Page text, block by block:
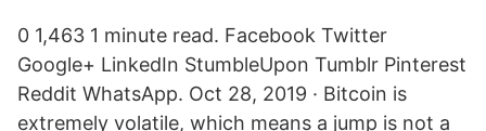
0 1,463 1 minute read. Facebook Twitter
Google+ LinkedIn StumbleUpon Tumblr Pinterest
Reddit WhatsApp. Oct 28, 2019 · Bitcoin is
extremely volatile, which means a jump is not a